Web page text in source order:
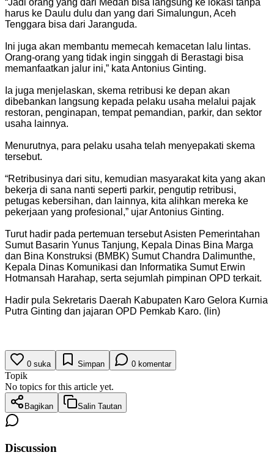
harus ke Daulu dulu dan yang dari Simalungun, Aceh
Tenggara bisa dari Jaranguda.
Ini juga akan membantu memecah kemacetan lalu lintas.
Orang-orang yang tidak ingin singgah di Berastagi bisa
memanfaatkan jalur ini,” kata Antonius Ginting.
Ia juga menjelaskan, skema retribusi ke depan akan
dibebankan langsung kepada pelaku usaha melalui pajak
restoran, penginapan, tempat pemandian, parkir, dan sektor
usaha lainnya.
Menurutnya, para pelaku usaha telah menyepakati skema
tersebut.
“Retribusinya dari situ, kemudian masyarakat kita yang akan
bekerja di sana nanti seperti parkir, pengutip retribusi,
petugas kebersihan, dan lainnya, kita alihkan mereka ke
pekerjaan yang profesional,” ujar Antonius Ginting.
Turut hadir pada pertemuan tersebut Asisten Pemerintahan
Sumut Basarin Yunus Tanjung, Kepala Dinas Bina Marga
dan Bina Konstruksi (BMBK) Sumut Chandra Dalimunthe,
Kepala Dinas Komunikasi dan Informatika Sumut Erwin
Hotmansah Harahap, serta sejumlah pimpinan OPD terkait.
Hadir pula Sekretaris Daerah Kabupaten Karo Gelora Kurnia
Putra Ginting dan jajaran OPD Pemkab Karo. (lin)
0 suka Simpan 0 komentar
Topik
No topics for this article yet.
Bagikan Salin Tautan
Discussion